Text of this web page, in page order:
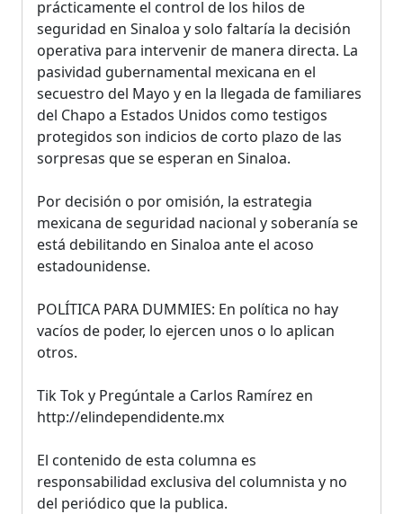
prácticamente el control de los hilos de
seguridad en Sinaloa y solo faltaría la decisión
operativa para intervenir de manera directa. La
pasividad gubernamental mexicana en el
secuestro del Mayo y en la llegada de familiares
del Chapo a Estados Unidos como testigos
protegidos son indicios de corto plazo de las
sorpresas que se esperan en Sinaloa.
Por decisión o por omisión, la estrategia
mexicana de seguridad nacional y soberanía se
está debilitando en Sinaloa ante el acoso
estadounidense.
POLÍTICA PARA DUMMIES: En política no hay
vacíos de poder, lo ejercen unos o lo aplican
otros.
Tik Tok y Pregúntale a Carlos Ramírez en
http://elindependidente.mx
El contenido de esta columna es
responsabilidad exclusiva del columnista y no
del periódico que la publica.